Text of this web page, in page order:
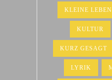
KLEINE
KULTUR
KURZ GESAGT
LYRIK